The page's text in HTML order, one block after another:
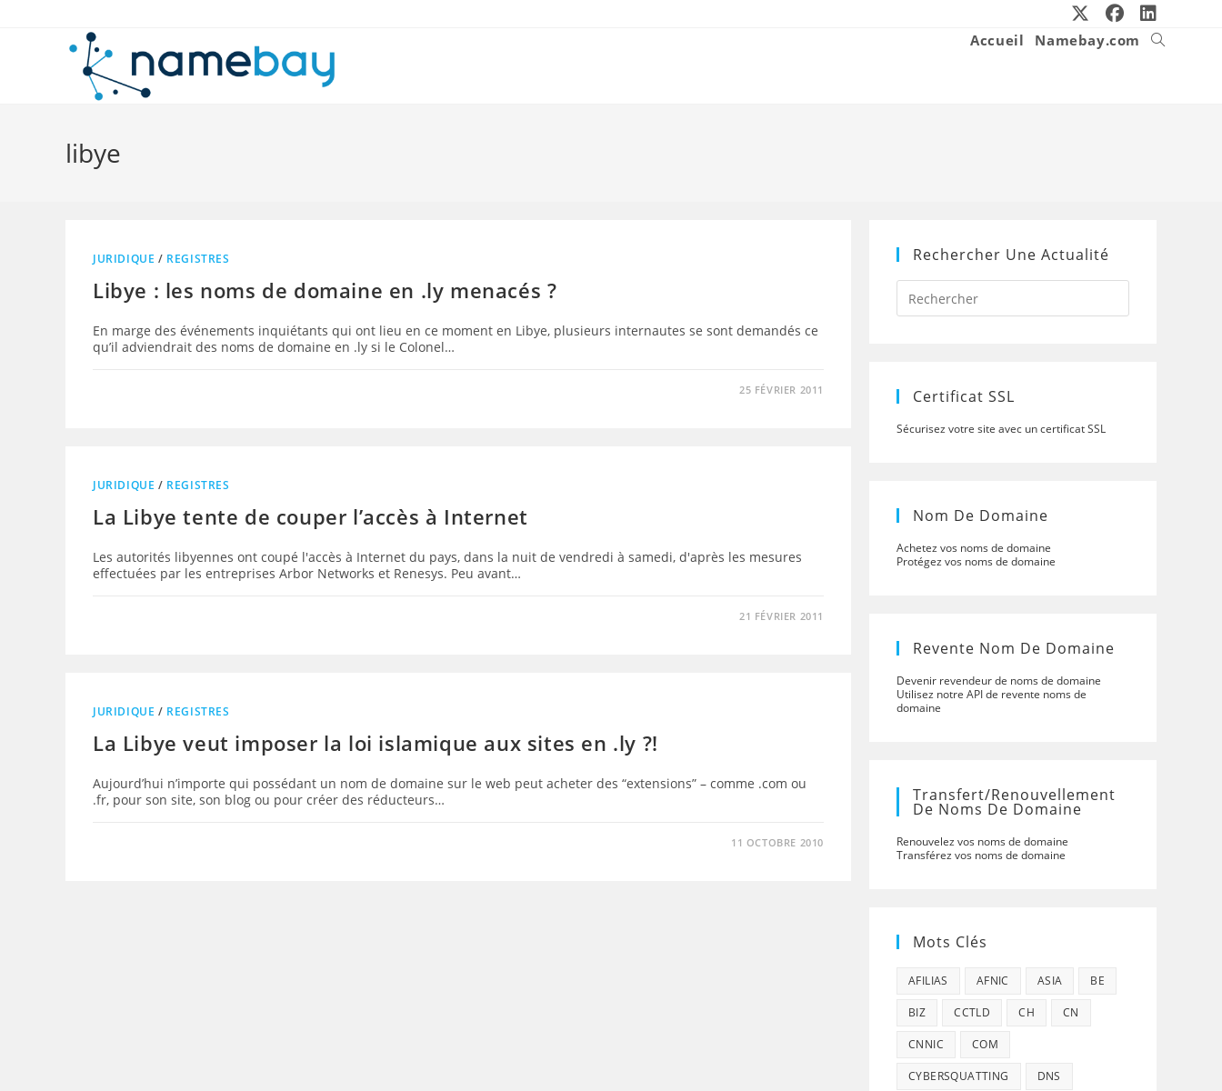
Accueil Namebay.com
Toggle
libye
JURIDIQUE / REGISTRES
Libye : les noms de domaine en .ly menacés ?
En marge des événements inquiétants qui ont lieu en ce moment en Libye, plusieurs internautes se sont demandés ce
qu’il adviendrait des noms de domaine en .ly si le Colonel…
25 FÉVRIER 2011
JURIDIQUE / REGISTRES
La Libye tente de couper l’accès à Internet
Les autorités libyennes ont coupé l'accès à Internet du pays, dans la nuit de vendredi à samedi, d'après les mesures
effectuées par les entreprises Arbor Networks et Renesys. Peu avant…
21 FÉVRIER 2011
JURIDIQUE / REGISTRES
La Libye veut imposer la loi islamique aux sites en .ly ?!
Aujourd’hui n’importe qui possédant un nom de domaine sur le web peut acheter des “extensions” – comme .com ou
.fr, pour son site, son blog ou pour créer des réducteurs…
11 OCTOBRE 2010
Rechercher Une Actualité
Press
to
Certificat SSL
Sécurisez votre site avec un certificat SSL
Nom De Domaine
Achetez vos noms de domaine
Protégez vos noms de domaine
Revente Nom De Domaine
Devenir revendeur de noms de domaine
Utilisez notre API de revente noms de
domaine
Transfert/renouvellement
De Noms De Domaine
Renouvelez vos noms de domaine
Transférez vos noms de domaine
Mots Clés
AFILIAS AFNIC ASIA BE
BIZ CCTLD CH CN
CNNIC COM
CYBERSQUATTING DNS